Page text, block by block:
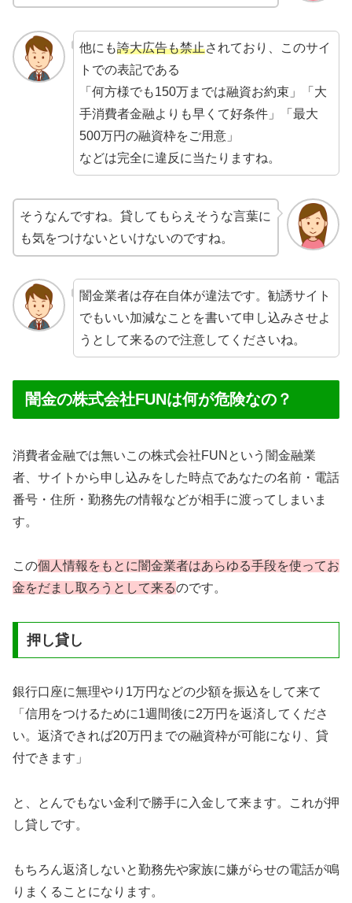
他にも誇大広告も禁止されており、このサイ
トでの表記である
「何方様でも150万までは融資お約束」「大
手消費者金融よりも早くて好条件」「最大
500万円の融資枠をご用意」
などは完全に違反に当たりますね。
そうなんですね。貸してもらえそうな言葉に
も気をつけないといけないのですね。
闇金業者は存在自体が違法です。勧誘サイト
でもいい加減なことを書いて申し込みさせよ
うとして来るので注意してくださいね。
闇金の株式会社FUNは何が危険なの？
消費者金融では無いこの株式会社FUNという闇金融業
者、サイトから申し込みをした時点であなたの名前・電話
番号・住所・勤務先の情報などが相手に渡ってしまいま
す。
この個人情報をもとに闇金業者はあらゆる手段を使ってお
金をだまし取ろうとして来るのです。
押し貸し
銀行口座に無理やり1万円などの少額を振込をして来て
「信用をつけるために1週間後に2万円を返済してくださ
い。返済できれば20万円までの融資枠が可能になり、貸
付できます」
と、とんでもない金利で勝手に入金して来ます。これが押
し貸しです。
もちろん返済しないと勤務先や家族に嫌がらせの電話が鳴
りまくることになります。